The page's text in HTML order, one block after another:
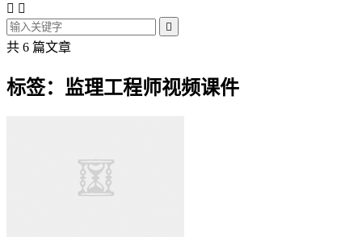
 

共 6 篇文章
标签：监理工程师视频课件